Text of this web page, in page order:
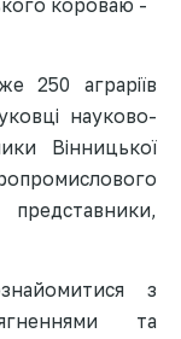
короваю -
250 аграріїв
науково-
Вінницької
з
та